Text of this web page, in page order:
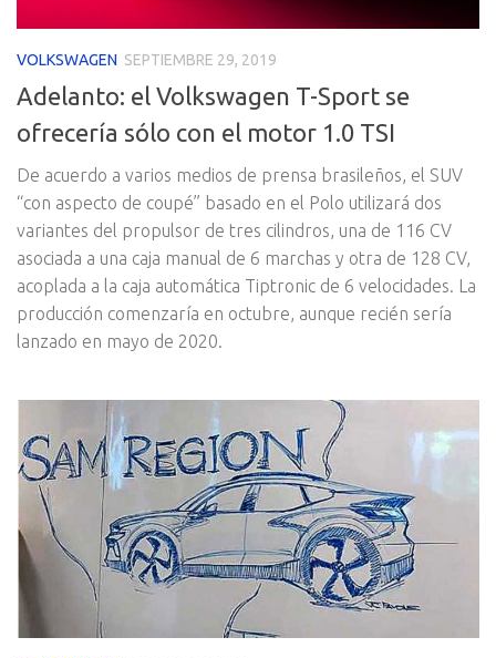
VOLKSWAGEN SEPTIEMBRE 29, 2019
Adelanto: el Volkswagen T-Sport se
ofrecería sólo con el motor 1.0 TSI
De acuerdo a varios medios de prensa brasileños, el SUV
“con aspecto de coupé” basado en el Polo utilizará dos
variantes del propulsor de tres cilindros, una de 116 CV
asociada a una caja manual de 6 marchas y otra de 128 CV,
acoplada a la caja automática Tiptronic de 6 velocidades. La
producción comenzaría en octubre, aunque recién sería
lanzado en mayo de 2020.